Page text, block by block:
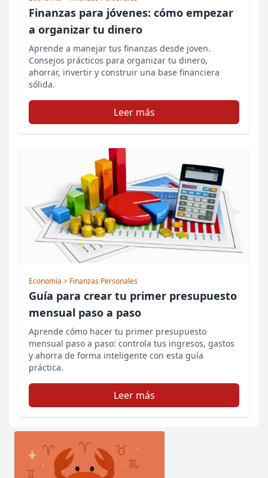
Finanzas para jóvenes: cómo empezar
a organizar tu dinero
Aprende a manejar tus finanzas desde joven.
Consejos prácticos para organizar tu dinero,
ahorrar, invertir y construir una base financiera
sólida.
Leer más
Economía > Finanzas Personales
Guía para crear tu primer presupuesto
mensual paso a paso
Aprende cómo hacer tu primer presupuesto
mensual paso a paso: controla tus ingresos, gastos
y ahorra de forma inteligente con esta guía
práctica.
Leer más